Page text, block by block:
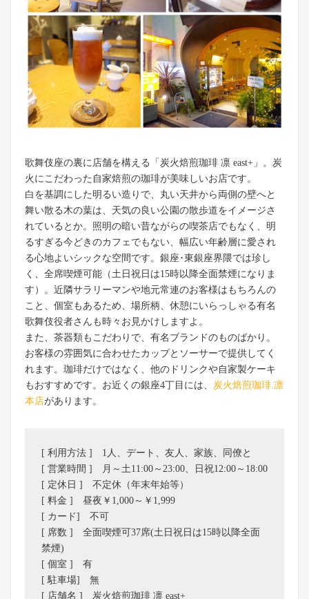
歌舞伎座の裏に店舗を構える「炭火焙煎珈琲 凛 east+」。炭
火にこだわった自家焙煎の珈琲が美味しいお店です。
白を基調にした明るい造りで、丸い天井から両側の壁へと
舞い散る木の葉は、天気の良い公園の散歩道をイメージさ
れているとか。照明の暗い昔ながらの喫茶店でもなく、明
るすぎる今どきのカフェでもない、幅広い年齢層に愛され
る心地よいシックな空間です。銀座･東銀座界隈では珍し
く、全席喫煙可能（土日祝日は15時以降全面禁煙になりま
す）。近隣サラリーマンや地元常連のお客様はもちろんの
こと、個室もあるため、場所柄、休憩にいらっしゃる有名
歌舞伎役者さんも時々お見かけしますよ。
また、茶器類もこだわりで、有名ブランドのものばかり。
お客様の雰囲気に合わせたカップとソーサーで提供してく
れます。珈琲だけではなく、他のドリンクや自家製ケーキ
もおすすめです。お近くの銀座4丁目には、 炭火焙煎珈琲.凛
本店があります。
[ 利用方法 ] 1人、デート、友人、家族、同僚と
[ 営業時間 ] 月～土11:00～23:00、日祝12:00～18:00
[ 定休日 ] 不定休（年末年始等）
[ 料金 ] 昼夜￥1,000～￥1,999
[ カード] 不可
[ 席数 ] 全面喫煙可37席(土日祝日は15時以降全面
禁煙)
[ 個室 ] 有
[ 駐車場] 無
[ 店舗名 ] 炭火焙煎珈琲 凛 east+